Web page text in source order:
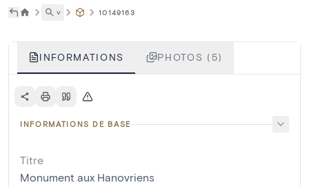
˅ 10149163
INFORMATIONS PHOTOS (5)
INFORMATIONS DE BASE
Titre
Monument aux Hanovriens